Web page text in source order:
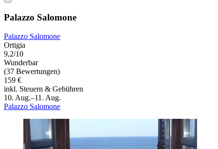
Palazzo Salomone
Palazzo Salomone
Ortigia
9,2/10
Wunderbar
(37 Bewertungen)
159 €
inkl. Steuern & Gebühren
10. Aug.–11. Aug.
Palazzo Salomone